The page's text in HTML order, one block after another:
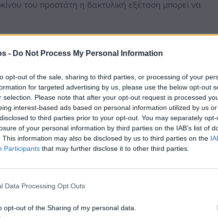
- Do Not Process My Personal Information
opt-out of the sale, sharing to third parties, or processing of your
for targeted advertising by us, please use the below opt-out
selection. Please note that after your opt-out request is processed
interest-based ads based on personal information utilized by us
to third parties prior to your opt-out. You may separately
of your personal information by third parties on the IAB’s list of
This information may also be disclosed by us to third parties on the
Participants that may further disclose it to other third parties.
Data Processing Opt Outs
opt-out of the Sharing of my personal data.
του προστάτη η δακτυλική εξέταση μπορεί να
και χρειάζεται για τη ρευστοποίηση του
(όπως στον καρκίνο) μεγαλύτερες
κυκλοφορία του αίματος και μετρούνται με
παρατηρούνται συχνά σε καλοήθεις
η προστατίτιδα αλλά και μετά από
καθετήρα ή η κυστεοσκόπιση. Έτσι κάθε
έχει καρκίνο του προστάτη αλλά ασφαλώς θα
του προστάτη
η οποία καθορίζει με μεγάλη ακρίβεια
σε βιοψία προστάτη, ενώ παράλληλα